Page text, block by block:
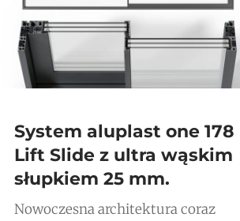
System aluplast one 178
Lift Slide z ultra wąskim
słupkiem 25 mm.
Nowoczesna architektura coraz